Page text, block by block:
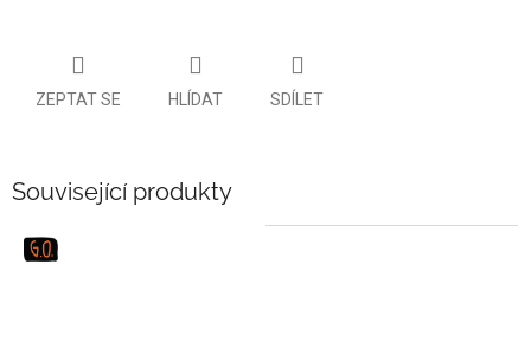
ZEPTAT SE HLÍDAT SDÍLET
Související produkty